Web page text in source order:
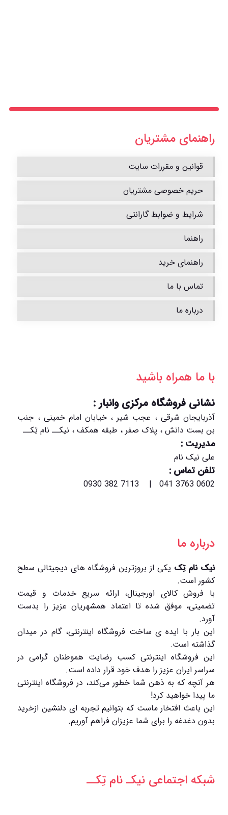
راهنمای مشتریان
قوانین و مقررات سایت
حریم خصوصی مشتریان
شرایط و ضوابط گارانتی
راهنما
راهنمای خرید
تماس با ما
درباره ما
با ما همراه باشید
نشانی فروشگاه مرکزی وانبار :
آذربایجان شرقی ، عجب شیر ، خیابان امام خمینی ، جنب
بن بست دانش ، پلاک صفر ، طبقه همکف ، نیکــ نام تِکــ
مدیریت :
علی نیک نام
تلفن تماس :
0602 3763 041 | 7113 382 0930
درباره ما
نیک نام تِک یکی از بروزترین فروشگاه های دیجیتالی سطح
کشور است.
با فروش کالای اورجینال، ارائه سریع خدمات و قیمت
تضمینی، موفق شده تا اعتماد همشهریان عزیز را بدست
آورد.
این بار با ایده ی ساخت فروشگاه اینترنتی، گام در میدان
گذاشته است.
این فروشگاه اینترنتی کسب رضایت هموطنان گرامی در
سراسر ایران عزیز را هدف خود قرار داده است.
هر آنچه که به ذهن شما خطور می‌کند، در فروشگاه اینترنتی
ما پیدا خواهید کرد!
این باعث افتخار ماست که بتوانیم تجربه ای دلنشین ازخرید
بدون دغدغه را برای شما عزیزان فراهم آوریم.
شبکه‌ اجتماعی نیکـ نام تِکــ